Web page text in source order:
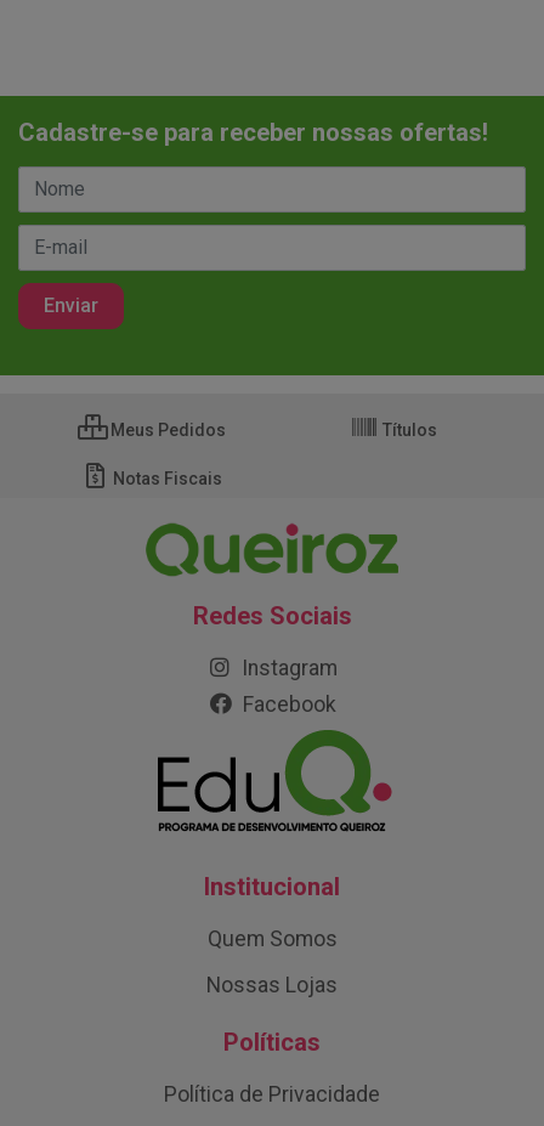
Cadastre-se para receber nossas ofertas!
Meus Pedidos Títulos
Notas Fiscais
Redes Sociais
Instagram
Facebook
Institucional
Quem Somos
Nossas Lojas
Políticas
Política de Privacidade